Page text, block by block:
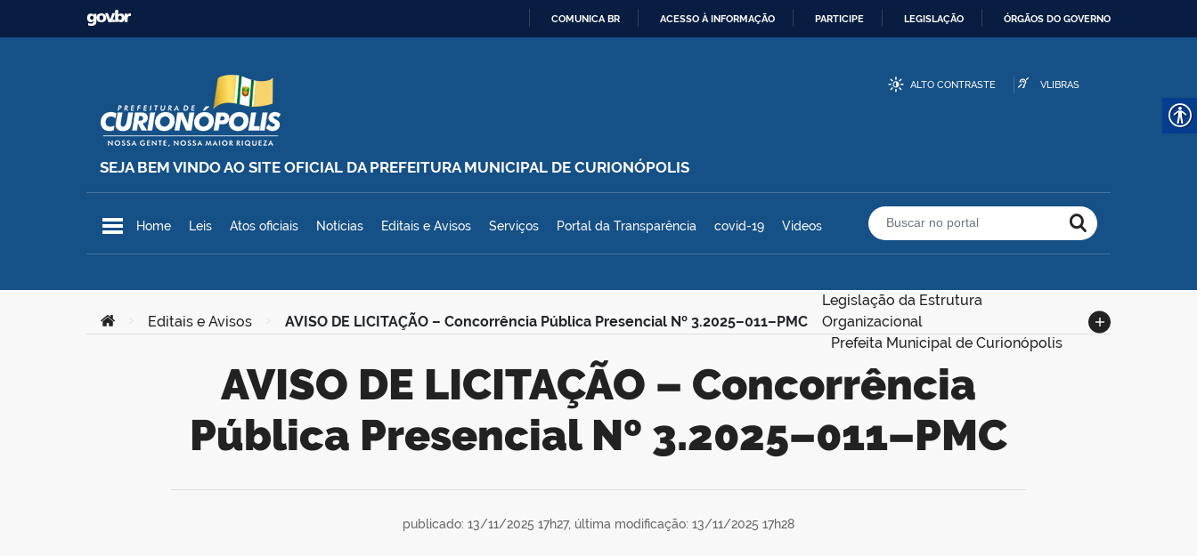
Ir para o conteúdo COMUNICA BR ACESSO À INFORMAÇÃO PARTICIPE LEGISLAÇÃO ÓRGÃOS DO GOVERNO
SEJA BEM VINDO AO SITE OFICIAL DA PREFEITURA MUNICIPAL DE CURIONÓPOLIS
Prefeitura Municipal de Curionópolis
ALTO CONTRASTE VLIBRAS
Home Leis Atos oficiais Notícias Editais e Avisos Serviços Portal da Transparência covid-19 Videos Buscar no portal
Você está aqui:
Editais e Avisos AVISO DE LICITAÇÃO – Concorrência Pública Presencial Nº 3.2025–011–PMC
Legislação da Estrutura
Organizacional
Prefeita Municipal de Curionópolis
AVISO DE LICITAÇÃO – Concorrência
Pública Presencial Nº 3.2025–011–PMC
publicado: 13/11/2025 17h27, última modificação: 13/11/2025 17h28